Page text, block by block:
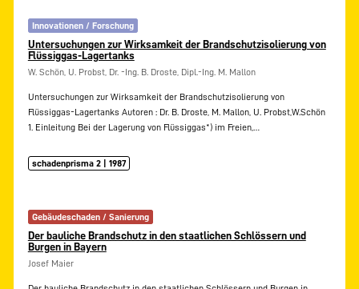
Innovationen / Forschung
Untersuchungen zur Wirksamkeit der Brandschutzisolierung von
Flüssiggas-Lagertanks
W. Schön, U. Probst, Dr. -Ing. B. Droste, Dipl.-Ing. M. Mallon
Untersuchungen zur Wirksamkeit der Brandschutzisolierung von
Flüssiggas-Lagertanks Autoren : Dr. B. Droste, M. Mallon, U. Probst,W.Schön
1. Einleitung Bei der Lagerung von Flüssiggas*) im Freien,…
schadenprisma 2 | 1987
Gebäudeschaden / Sanierung
Der bauliche Brandschutz in den staatlichen Schlössern und
Burgen in Bayern
Josef Maier